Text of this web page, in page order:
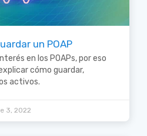
un POAP
en los POAPs, por eso
cómo guardar,
activos.
3, 2022